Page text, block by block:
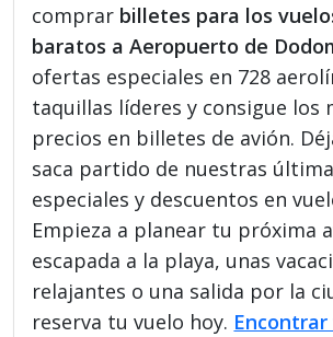
comprar billetes para los
baratos a Aeropuerto de
ofertas especiales en 728
taquillas líderes y consigue los
precios en billetes de avión.
saca partido de nuestras
especiales y descuentos en
Empieza a planear tu próxima
escapada a la playa, unas
relajantes o una salida por la
reserva tu vuelo hoy.